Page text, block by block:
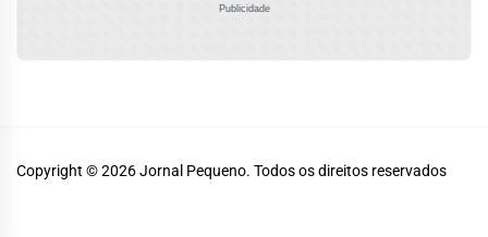
Publicidade
Copyright © 2026Jornal Pequeno. Todos os direitos reservados